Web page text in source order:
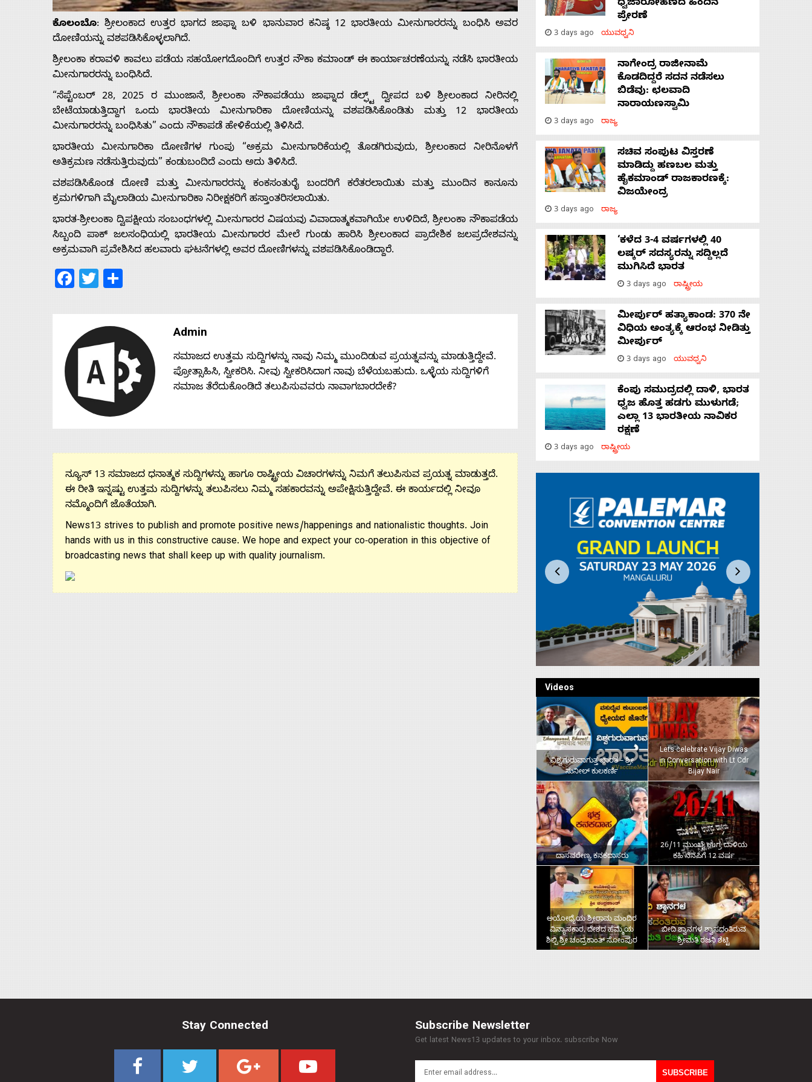
Advertise
Contact
ಕೊಲಂಬೊ: ಶ್ರೀಲಂಕಾದ ಉತ್ತರ ಭಾಗದ ಜಾಫ್ನಾ ಬಳಿ ಭಾನುವಾರ ಕನಿಷ್ಠ 12 ಭಾರತೀಯ ಮೀನುಗಾರರನ್ನು ಬಂಧಿಸಿ ಅವರ
ದೋಣಿಯನ್ನು ವಶಪಡಿಸಿಕೊಳ್ಳಲಾಗಿದೆ.
ಶ್ರೀಲಂಕಾ ಕರಾವಳಿ ಕಾವಲು ಪಡೆಯ ಸಹಯೋಗದೊಂದಿಗೆ ಉತ್ತರ ನೌಕಾ ಕಮಾಂಡ್ ಈ ಕಾರ್ಯಾಚರಣೆಯನ್ನು ನಡೆಸಿ ಭಾರತೀಯ
ಮೀನುಗಾರರನ್ನು ಬಂಧಿಸಿದೆ.
“ಸೆಪ್ಟೆಂಬರ್ 28, 2025 ರ ಮುಂಜಾನೆ, ಶ್ರೀಲಂಕಾ ನೌಕಾಪಡೆಯು ಜಾಫ್ನಾದ ಡೆಲ್ಫ್ಟ್ ದ್ವೀಪದ ಬಳಿ ಶ್ರೀಲಂಕಾದ ನೀರಿನಲ್ಲಿ
ಬೇಟೆಯಾಡುತ್ತಿದ್ದಾಗ ಒಂದು ಭಾರತೀಯ ಮೀನುಗಾರಿಕಾ ದೋಣಿಯನ್ನು ವಶಪಡಿಸಿಕೊಂಡಿತು ಮತ್ತು 12 ಭಾರತೀಯ
ಮೀನುಗಾರರನ್ನು ಬಂಧಿಸಿತು” ಎಂದು ನೌಕಾಪಡೆ ಹೇಳಿಕೆಯಲ್ಲಿ ತಿಳಿಸಿದೆ.
ಭಾರತೀಯ ಮೀನುಗಾರಿಕಾ ದೋಣಿಗಳ ಗುಂಪು “ಅಕ್ರಮ ಮೀನುಗಾರಿಕೆಯಲ್ಲಿ ತೊಡಗಿರುವುದು, ಶ್ರೀಲಂಕಾದ ನೀರಿನೊಳಗೆ
ಅತಿಕ್ರಮಣ ನಡೆಸುತ್ತಿರುವುದು” ಕಂಡುಬಂದಿದೆ ಎಂದು ಅದು ತಿಳಿಸಿದೆ.
ವಶಪಡಿಸಿಕೊಂಡ ದೋಣಿ ಮತ್ತು ಮೀನುಗಾರರನ್ನು ಕಂಕಸಂತುರೈ ಬಂದರಿಗೆ ಕರೆತರಲಾಯಿತು ಮತ್ತು ಮುಂದಿನ ಕಾನೂನು
ಕ್ರಮಗಳಿಗಾಗಿ ಮೈಲಾಡಿಯ ಮೀನುಗಾರಿಕಾ ನಿರೀಕ್ಷಕರಿಗೆ ಹಸ್ತಾಂತರಿಸಲಾಯಿತು.
ಭಾರತ-ಶ್ರೀಲಂಕಾ ದ್ವಿಪಕ್ಷೀಯ ಸಂಬಂಧಗಳಲ್ಲಿ ಮೀನುಗಾರರ ವಿಷಯವು ವಿವಾದಾತ್ಮಕವಾಗಿಯೇ ಉಳಿದಿದೆ, ಶ್ರೀಲಂಕಾ ನೌಕಾಪಡೆಯ
ಸಿಬ್ಬಂದಿ ಪಾಕ್ ಜಲಸಂಧಿಯಲ್ಲಿ ಭಾರತೀಯ ಮೀನುಗಾರರ ಮೇಲೆ ಗುಂಡು ಹಾರಿಸಿ ಶ್ರೀಲಂಕಾದ ಪ್ರಾದೇಶಿಕ ಜಲಪ್ರದೇಶವನ್ನು
ಅಕ್ರಮವಾಗಿ ಪ್ರವೇಶಿಸಿದ ಹಲವಾರು ಘಟನೆಗಳಲ್ಲಿ ಅವರ ದೋಣಿಗಳನ್ನು ವಶಪಡಿಸಿಕೊಂಡಿದ್ದಾರೆ.
Facebook
Twitter
Admin
ಸಮಾಜದ ಉತ್ತಮ ಸುದ್ದಿಗಳನ್ನು ನಾವು ನಿಮ್ಮ ಮುಂದಿಡುವ ಪ್ರಯತ್ನವನ್ನು ಮಾಡುತ್ತಿದ್ದೇವೆ.
ಪ್ರೋತ್ಸಾಹಿಸಿ, ಸ್ವೀಕರಿಸಿ. ನೀವು ಸ್ವೀಕರಿಸಿದಾಗ ನಾವು ಬೆಳೆಯಬಹುದು. ಒಳ್ಳೆಯ ಸುದ್ದಿಗಳಿಗೆ
ಸಮಾಜ ತೆರೆದುಕೊಂಡಿದೆ ತಲುಪಿಸುವವರು ನಾವಾಗಬಾರದೇಕೆ?
ನ್ಯೂಸ್ 13 ಸಮಾಜದ ಧನಾತ್ಮಕ ಸುದ್ದಿಗಳನ್ನು ಹಾಗೂ ರಾಷ್ಟ್ರೀಯ ವಿಚಾರಗಳನ್ನು ನಿಮಗೆ ತಲುಪಿಸುವ ಪ್ರಯತ್ನ ಮಾಡುತ್ತದೆ.
ಈ ರೀತಿ ಇನ್ನಷ್ಟು ಉತ್ತಮ ಸುದ್ದಿಗಳನ್ನು ತಲುಪಿಸಲು ನಿಮ್ಮ ಸಹಕಾರವನ್ನು ಅಪೇಕ್ಷಿಸುತ್ತಿದ್ದೇವೆ. ಈ ಕಾರ್ಯದಲ್ಲಿ ನೀವೂ
ನಮ್ಮೊಂದಿಗೆ ಜೊತೆಯಾಗಿ.
News13 strives to publish and promote positive news/happenings and nationalistic thoughts. Join
hands with us in this constructive cause. We hope and expect your co-operation in this objective of
broadcasting news that shall keep up with quality journalism.
ಧ್ವಜಾರೋಹಣದ ಹಿಂದಿನ
ಪ್ರೇರಣೆ
3 days ago ಯುವಧ್ವನಿ
ನಾಗೇಂದ್ರ ರಾಜೀನಾಮೆ
ಕೊಡದಿದ್ದರೆ ಸದನ ನಡೆಸಲು
ಬಿಡೆವು: ಛಲವಾದಿ
ನಾರಾಯಣಸ್ವಾಮಿ
3 days ago ರಾಜ್ಯ
ಸಚಿವ ಸಂಪುಟ ವಿಸ್ತರಣೆ
ಮಾಡಿದ್ದು ಹಣಬಲ ಮತ್ತು
ಹೈಕಮಾಂಡ್ ರಾಜಕಾರಣಕ್ಕೆ:
ವಿಜಯೇಂದ್ರ
3 days ago ರಾಜ್ಯ
‘ಕಳೆದ 3-4 ವರ್ಷಗಳಲ್ಲಿ 40
ಲಷ್ಕರ್ ಸದಸ್ಯರನ್ನು ಸದ್ದಿಲ್ಲದೆ
ಮುಗಿಸಿದೆ ಭಾರತ
3 days ago ರಾಷ್ಟ್ರೀಯ
ಮೀರ್ಪುರ್ ಹತ್ಯಾಕಾಂಡ: 370 ನೇ
ವಿಧಿಯ ಅಂತ್ಯಕ್ಕೆ ಆರಂಭ ನೀಡಿತ್ತು
ಮೀರ್ಪುರ್
3 days ago ಯುವಧ್ವನಿ
ಕೆಂಪು ಸಮುದ್ರದಲ್ಲಿ ದಾಳಿ, ಭಾರತ
ಧ್ವಜ ಹೊತ್ತ ಹಡಗು ಮುಳುಗಡೆ;
ಎಲ್ಲಾ 13 ಭಾರತೀಯ ನಾವಿಕರ
ರಕ್ಷಣೆ
3 days ago ರಾಷ್ಟ್ರೀಯ
Videos
ವಿಶ್ವಗುರುವಾಗುತ್ತ ಭಾರತ – ಶ್ರೀ
ಸುನೀಲ್‌ ಕುಲಕರ್ಣಿ
Lets celebrate Vijay Diwas
in Conversation with Lt Cdr
Bijay Nair
ದಾಸವರೇಣ್ಯ ಕನಕದಾಸರು
26/11 ಮುಂಬೈ ಉಗ್ರ ದಾಳಿಯ
ಕಹಿ ನೆನಪಿಗೆ 12 ವರ್ಷ
ಅಯೋಧ್ಯೆಯ ಶ್ರೀರಾಮ ಮಂದಿರ
ವಿನ್ಯಾಸಕಾರ, ದೇಶದ ಹೆಮ್ಮೆಯ
ಶಿಲ್ಪಿ ಶ್ರೀ ಚಂದ್ರಕಾಂತ್‌ ಸೋಂಪುರ
ಬೀದಿ ಶ್ವಾನಗಳ ಶ್ವಾಸದಂತಿರುವ
ಶ್ರೀಮತಿ ರಜನಿ ಶೆಟ್ಟಿ
Stay Connected Subscribe Newsletter
Get latest News13 updates to your inbox. subscribe Now